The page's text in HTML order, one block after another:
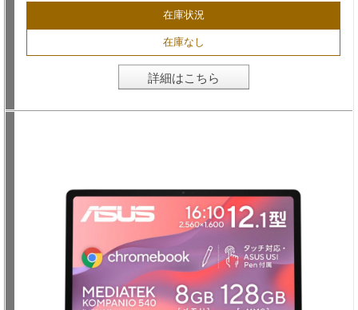
在庫状況
在庫なし
詳細はこちら